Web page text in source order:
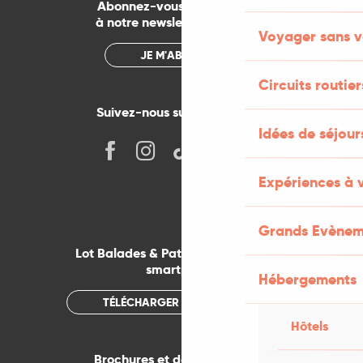
Voyager sans
Circuits
Idées de
Expériences à
Grands
Hébergements
Hôtels
Abonnez-vous gratuitement
à notre newsletter mensuelle
JE M'ABONNE
Suivez-nous sur les réseaux !
Lot Balades & Patrimoines sur votre
smartphone
TÉLÉCHARGER L'APPLICATION
Brochures et documentations